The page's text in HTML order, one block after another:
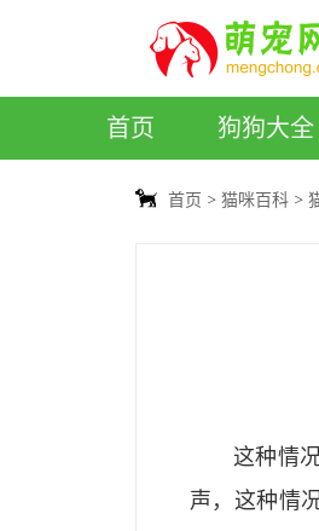
首页 狗狗大全
首页 猫咪百科
这种情
声，这种情